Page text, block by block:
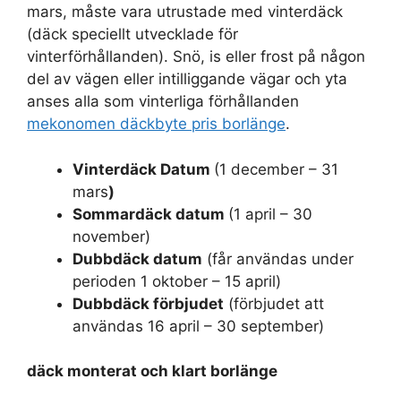
mars, måste vara utrustade med vinterdäck
(däck speciellt utvecklade för
vinterförhållanden). Snö, is eller frost på någon
del av vägen eller intilliggande vägar och yta
anses alla som vinterliga förhållanden
mekonomen däckbyte pris borlänge.
Vinterdäck Datum (1 december – 31
mars)
Sommardäck datum (1 april – 30
november)
Dubbdäck datum (får användas under
perioden 1 oktober – 15 april)
Dubbdäck förbjudet (förbjudet att
användas 16 april – 30 september)
däck monterat och klart borlänge